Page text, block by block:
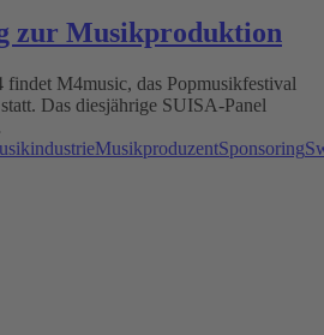
zur Musikproduktion
M4music, das Popmusikfestival
Das diesjährige SUISA-Panel
MusikproduzentSponsoring